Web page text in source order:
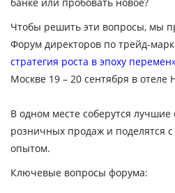
Чтобы решить эти вопросы, мы
Форум директоров по трейд-
стратегия роста в эпоху
Москве 19 – 20 сентября в
В одном месте соберутся
розничных продаж и поделятся
опытом.
Ключевые вопросы форума: